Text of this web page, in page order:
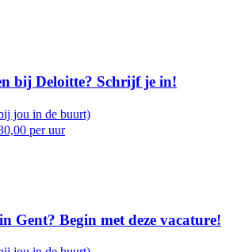
bij Deloitte? Schrijf je in!
jou in de buurt)
per uur
Gent? Begin met deze vacature!